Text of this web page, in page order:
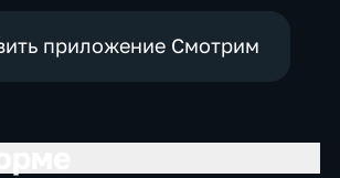
приложение Смотрим